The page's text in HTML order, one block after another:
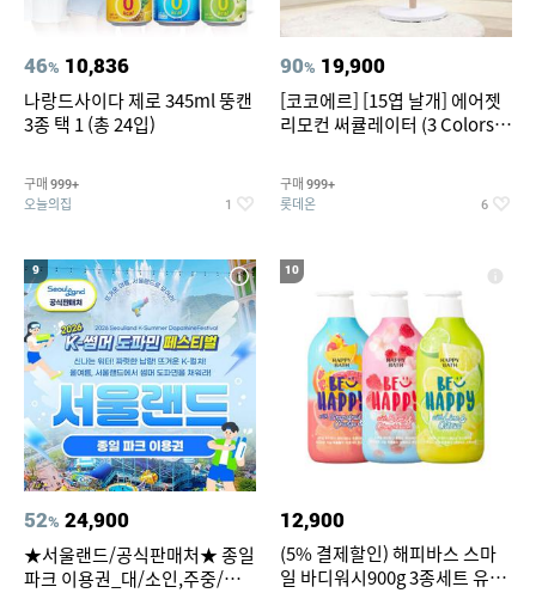
46% 10,836
나랑드사이다 제로 345ml 뚱캔
3종 택 1 (총 24입)
구매 999+
오늘의집 1
90% 19,900
[코코에르] [15엽 날개] 에어젯
리모컨 써큘레이터 (3 Colors
구매 999+
롯데온 6
9
52% 24,900
★서울랜드/공식판매처★ 종일
파크 이용권_대/소인,주중/주
10
12,900
(5% 결제할인) 해피바스 스마
일 바디워시900g 3종세트 유